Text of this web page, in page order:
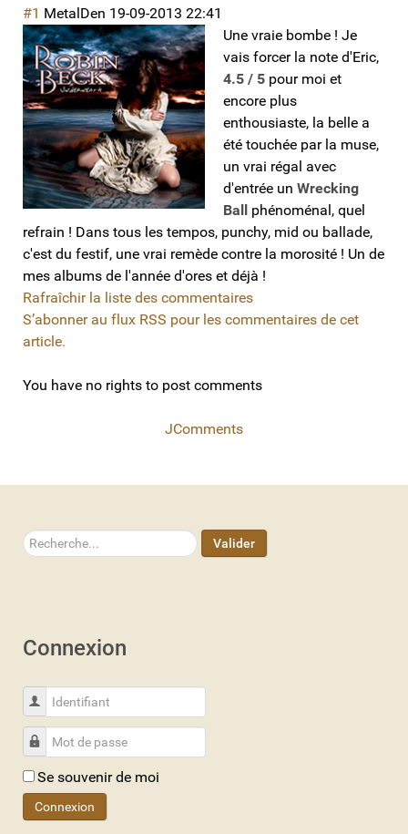
#1 MetalDen 19-09-2013 22:41
Une vraie bombe ! Je
vais forcer la note d'Eric,
4.5 / 5 pour moi et
encore plus
enthousiaste, la belle a
été touchée par la muse,
un vrai régal avec
d'entrée un Wrecking
Ball phénoménal, quel
refrain ! Dans tous les tempos, punchy, mid ou ballade,
c'est du festif, une vrai remède contre la morosité ! Un de
mes albums de l'année d'ores et déjà !
Rafraîchir la liste des commentaires
S’abonner au flux RSS pour les commentaires de cet
article.
You have no rights to post comments
JComments
Rechercher Valider
Connexion
Identifiant
Mot de passe
Se souvenir de moi
Connexion